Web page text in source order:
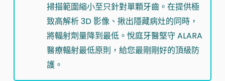
掃描範圍縮小至只針對單顆牙齒。在提供極
致高解析 3D 影像、揪出隱藏病灶的同時，
將輻射劑量降到最低。悅庭牙醫堅守 ALARA
醫療輻射最低原則，給您最剛剛好的頂級防
護。